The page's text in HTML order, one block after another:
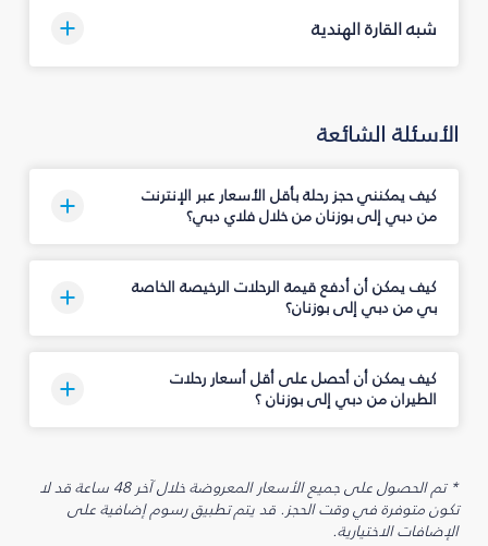
شبه القارة الهندية
الأسئلة الشائعة
كيف يمكنني حجز رحلة بأقل الأسعار عبر الإنترنت
من دبي إلى بوزنان من خلال فلاي دبي؟
كيف يمكن أن أدفع قيمة الرحلات الرخيصة الخاصة
بي من دبي إلى بوزنان؟
كيف يمكن أن أحصل على أقل أسعار رحلات
الطيران من دبي إلى بوزنان ؟
* تم الحصول على جميع الأسعار المعروضة خلال آخر 48 ساعة قد لا
تكون متوفرة في وقت الحجز. قد يتم تطبيق رسوم إضافية على
الإضافات الاختيارية.